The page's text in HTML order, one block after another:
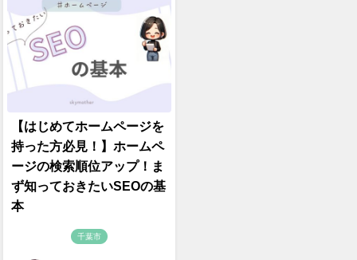
【はじめてホームページを
持った方必見！】ホームペ
ージの検索順位アップ！ま
ず知っておきたいSEOの基
本
千葉市